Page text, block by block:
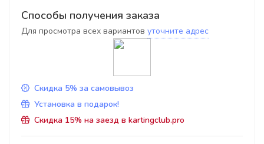
Способы получения заказа
Для просмотра всех вариантов уточните адрес
Скидка 5% за самовывоз
Установка в подарок!
Скидка 15% на заезд в kartingclub.pro